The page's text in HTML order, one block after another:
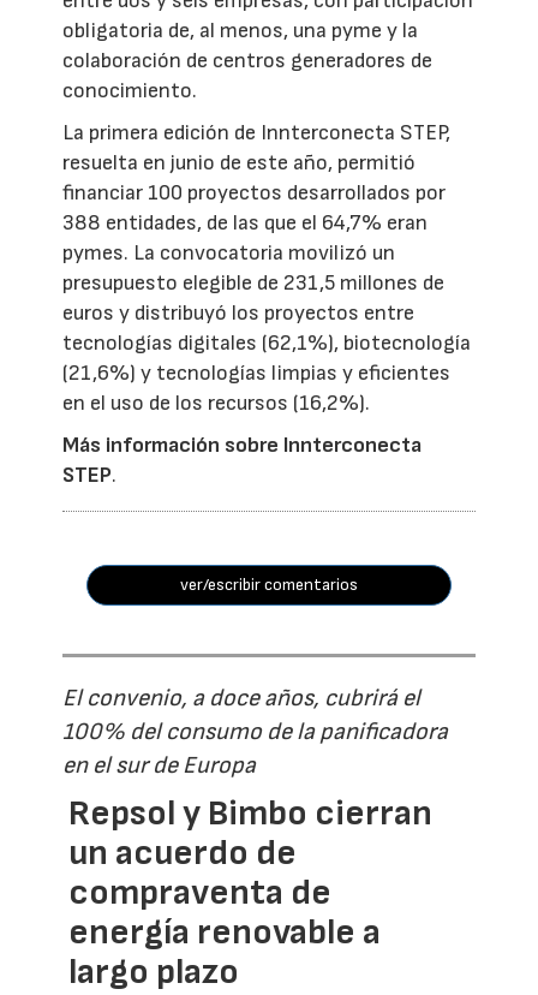
obligatoria de, al menos, una pyme y la
colaboración de centros generadores de
conocimiento.
La primera edición de Innterconecta STEP,
resuelta en junio de este año, permitió
financiar 100 proyectos desarrollados por
388 entidades, de las que el 64,7% eran
pymes. La convocatoria movilizó un
presupuesto elegible de 231,5 millones de
euros y distribuyó los proyectos entre
tecnologías digitales (62,1%), biotecnología
(21,6%) y tecnologías limpias y eficientes
en el uso de los recursos (16,2%).
Más información sobre Innterconecta
STEP.
ver/escribir comentarios
El convenio, a doce años, cubrirá el
100% del consumo de la panificadora
en el sur de Europa
Repsol y Bimbo cierran
un acuerdo de
compraventa de
energía renovable a
largo plazo